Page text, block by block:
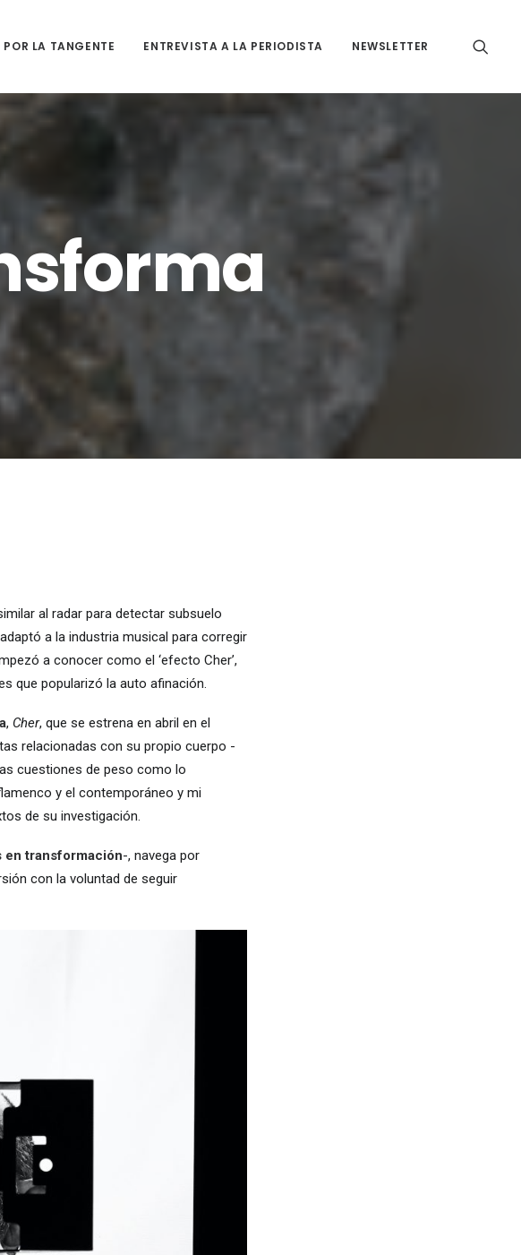
POR LA TANGENTE ENTREVISTA A LA PERIODISTA NEWSLETTER
al radar para detectar subsuelo
a la industria musical para corregir
a conocer como el ‘efecto Cher’,
que popularizó la auto afinación.
, Cher, que se estrena en abril en el
relacionadas con su propio cuerpo -
cuestiones de peso como lo
y el contemporáneo y mi
de su investigación.
en transformación-, navega por
con la voluntad de seguir